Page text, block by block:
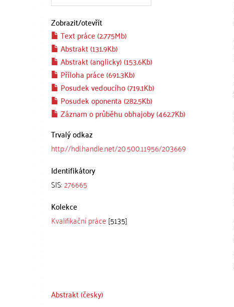
Zobrazit/otevřít
Text práce (2.775Mb)
Abstrakt (131.9Kb)
Abstrakt (anglicky) (153.6Kb)
Příloha práce (691.3Kb)
Posudek vedoucího (719.1Kb)
Posudek oponenta (282.5Kb)
Záznam o průběhu obhajoby (462.7Kb)
Trvalý odkaz
http://hdl.handle.net/20.500.11956/203669
Identifikátory
SIS:276665
Kolekce
Kvalifikační práce [5135]
Abstrakt (česky)